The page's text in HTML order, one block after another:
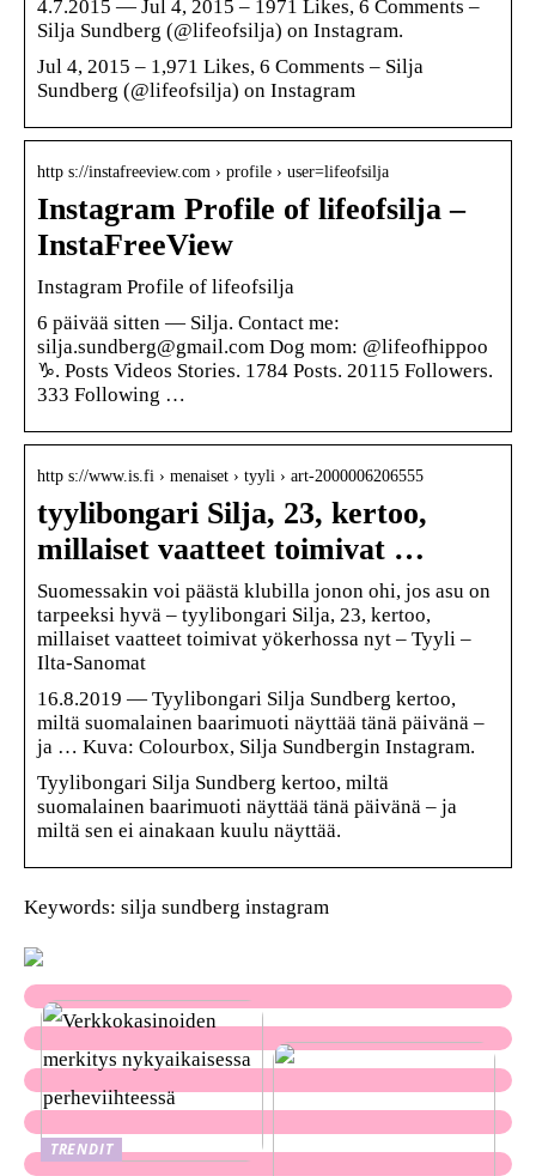
4.7.2015 — Jul 4, 2015 – 1971 Likes, 6 Comments –
Silja Sundberg (@lifeofsilja) on Instagram.
Jul 4, 2015 – 1,971 Likes, 6 Comments – Silja
Sundberg (@lifeofsilja) on Instagram
http s://instafreeview.com › profile › user=lifeofsilja
Instagram Profile of lifeofsilja –
InstaFreeView
Instagram Profile of lifeofsilja
6 päivää sitten — Silja. Contact me:
silja.sundberg@gmail.com Dog mom: @lifeofhippoo
♑︎. Posts Videos Stories. 1784 Posts. 20115 Followers.
333 Following …
http s://www.is.fi › menaiset › tyyli › art-2000006206555
tyylibongari Silja, 23, kertoo,
millaiset vaatteet toimivat …
Suomessakin voi päästä klubilla jonon ohi, jos asu on
tarpeeksi hyvä – tyylibongari Silja, 23, kertoo,
millaiset vaatteet toimivat yökerhossa nyt – Tyyli –
Ilta-Sanomat
16.8.2019 — Tyylibongari Silja Sundberg kertoo,
miltä suomalainen baarimuoti näyttää tänä päivänä –
ja … Kuva: Colourbox, Silja Sundbergin Instagram.
Tyylibongari Silja Sundberg kertoo, miltä
suomalainen baarimuoti näyttää tänä päivänä – ja
miltä sen ei ainakaan kuulu näyttää.
Keywords: silja sundberg instagram
TRENDIT